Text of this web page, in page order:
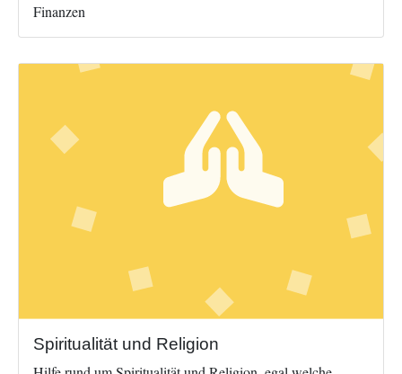
Finanzen
Spiritualität und Religion